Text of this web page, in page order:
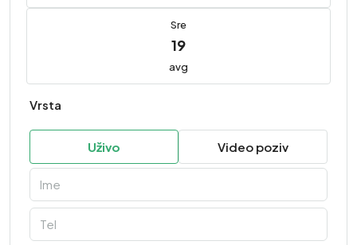
Sre
19
avg
Vrsta
Uživo Video poziv